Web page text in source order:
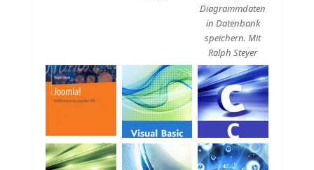
Diagrammdaten
in Datenbank
speichern. Mit
Ralph Steyer